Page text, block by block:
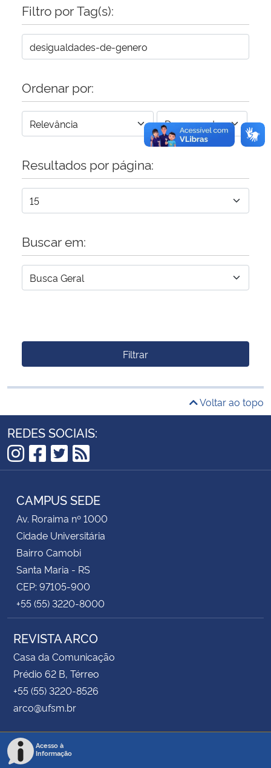
Secretaria de Governo
Gabinete de Segurança Institucional
Banco Central do Brasil
Filtro por Tag(s):
Ordenar por:
Resultados por página:
Buscar em:
Filtrar
Voltar ao topo
REDES SOCIAIS:
Instagram
Facebook
Twitter
RSS
CAMPUS SEDE
Av. Roraima nº 1000
Cidade Universitária
Bairro Camobi
Santa Maria - RS
CEP: 97105-900
+55 (55) 3220-8000
REVISTA ARCO
Casa da Comunicação
Prédio 62 B, Térreo
+55 (55) 3220-8526
arco@ufsm.br
Acesso à
Informação